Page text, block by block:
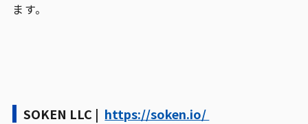
ます。
SOKEN LLC | https://soken.io/